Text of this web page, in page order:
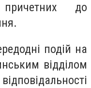
причетних до
подій на
відділом